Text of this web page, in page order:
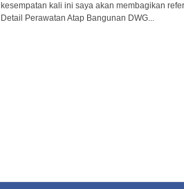
kesempatan kali ini saya akan membagikan
Detail Perawatan Atap Bangunan DWG...